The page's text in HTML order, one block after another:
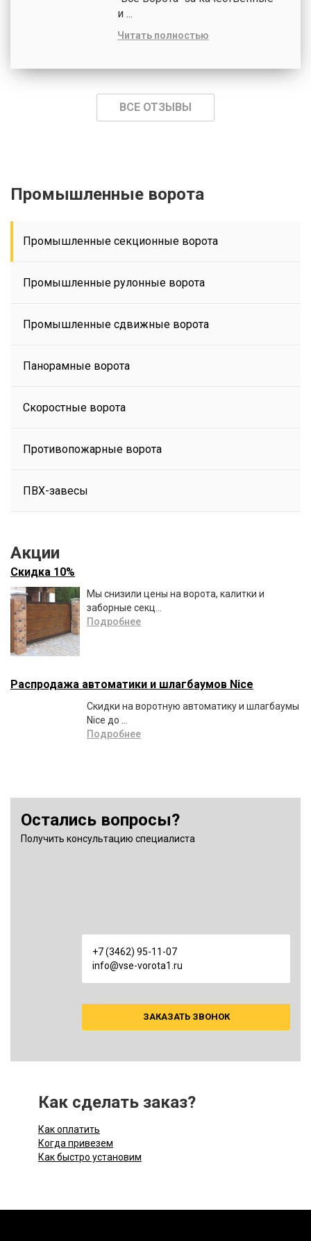
и ...
Читать полностью
ВСЕ ОТЗЫВЫ
Промышленные ворота
Промышленные секционные ворота
Промышленные рулонные ворота
Промышленные сдвижные ворота
Панорамные ворота
Скоростные ворота
Противопожарные ворота
ПВХ-завесы
Акции
Скидка 10%
Мы снизили цены на ворота, калитки и
заборные секц...
Подробнее
Распродажа автоматики и шлагбаумов Nice
Скидки на воротную автоматику и шлагбаумы
Nice до ...
Подробнее
Остались вопросы?
Получить консультацию специалиста
+7 (3462) 95-11-07
info@vse-vorota1.ru
ЗАКАЗАТЬ ЗВОНОК
Как сделать заказ?
Как оплатить
Когда привезем
Как быстро установим